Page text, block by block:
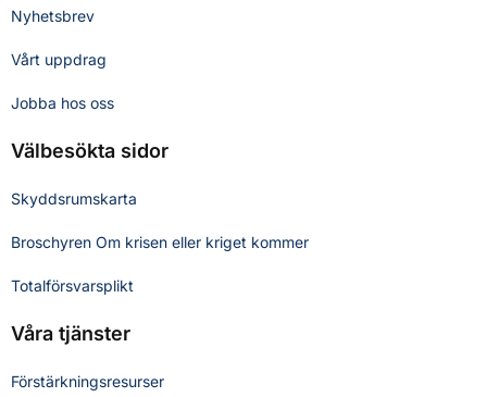
Nyhetsbrev
Vårt uppdrag
Jobba hos oss
Välbesökta sidor
Skyddsrumskarta
Broschyren Om krisen eller kriget kommer
Totalförsvarsplikt
Våra tjänster
Förstärkningsresurser